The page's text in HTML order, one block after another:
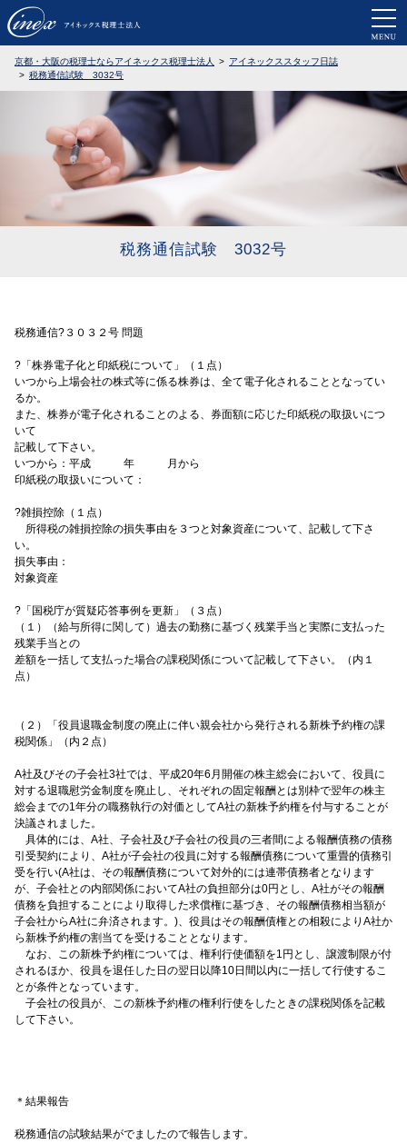
京都・大阪で税務調査に強い税理士な
京都・大阪の税理士ならアイネックス税理士法人
アイネックススタッフ日誌
税務通信試験 3032号
税務通信試験 3032号
税務通信?３０３２号 問題
?「株券電子化と印紙税について」（１点）
いつから上場会社の株式等に係る株券は、全て電子化されることとなってい
るか。
また、株券が電子化されることのよる、券面額に応じた印紙税の取扱いにつ
いて
記載して下さい。
いつから：平成 年 月から
印紙税の取扱いについて：
?雑損控除（１点）
所得税の雑損控除の損失事由を３つと対象資産について、記載して下さ
い。
損失事由：
対象資産
?「国税庁が質疑応答事例を更新」（３点）
（１）（給与所得に関して）過去の勤務に基づく残業手当と実際に支払った
残業手当との
差額を一括して支払った場合の課税関係について記載して下さい。（内１
点）
（２）「役員退職金制度の廃止に伴い親会社から発行される新株予約権の課
税関係」（内２点）
A社及びその子会社3社では、平成20年6月開催の株主総会において、役員に
対する退職慰労金制度を廃止し、それぞれの固定報酬とは別枠で翌年の株主
総会までの1年分の職務執行の対価としてA社の新株予約権を付与することが
決議されました。
具体的には、A社、子会社及び子会社の役員の三者間による報酬債務の債務
引受契約により、A社が子会社の役員に対する報酬債務について重畳的債務引
受を行い(A社は、その報酬債務について対外的には連帯債務者となります
が、子会社との内部関係においてA社の負担部分は0円とし、A社がその報酬
債務を負担することにより取得した求償権に基づき、その報酬債務相当額が
子会社からA社に弁済されます。)、役員はその報酬債権との相殺によりA社か
ら新株予約権の割当てを受けることとなります。
なお、この新株予約権については、権利行使価額を1円とし、譲渡制限が付
されるほか、役員を退任した日の翌日以降10日間以内に一括して行使するこ
とが条件となっています。
子会社の役員が、この新株予約権の権利行使をしたときの課税関係を記載
して下さい。
＊結果報告
税務通信の試験結果がでましたので報告します。